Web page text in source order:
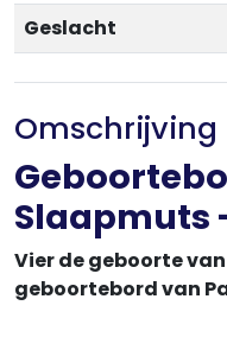
Geslacht
Omschrijving
Slaapmuts
Vier de geboorte
geboortebord van